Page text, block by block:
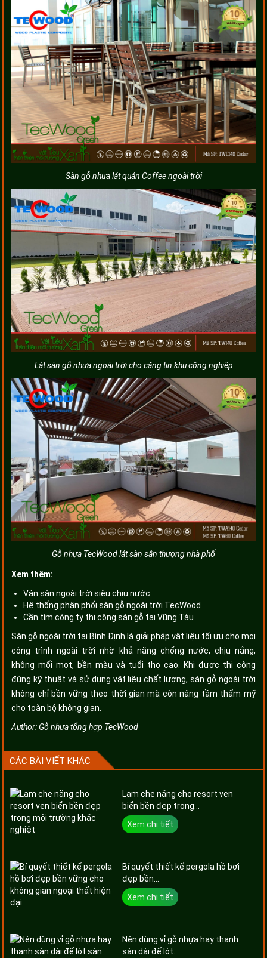
Sàn gỗ nhựa lát quán Coffee ngoài trời
Lát sàn gỗ nhựa ngoài trời cho căng tin khu công nghiệp
Gỗ nhựa TecWood lát sàn sân thượng nhà phố
Xem thêm:
Ván sàn ngoài trời siêu chịu nước
Hệ thống phân phối sàn gỗ ngoài trời TecWood
Cần tìm công ty thi công sàn gỗ tại Vũng Tàu
Sàn gỗ ngoài trời tại Bình Định là giải pháp vật liệu tối ưu cho mọi
công trình ngoài trời nhờ khả năng chống nước, chịu nắng,
không mối mọt, bền màu và tuổi thọ cao. Khi được thi công
đúng kỹ thuật và sử dụng vật liệu chất lượng, sàn gỗ ngoài trời
không chỉ bền vững theo thời gian mà còn nâng tầm thẩm mỹ
cho toàn bộ không gian.
Author:Gỗ nhựa tổng hợp TecWood
CÁC BÀI VIẾT KHÁC
Lam che nắng cho resort ven
biển bền đẹp trong...
Xem chi tiết
Bí quyết thiết kế pergola hồ bơi
đẹp bền...
Xem chi tiết
Nên dùng vỉ gỗ nhựa hay thanh
sàn dài để lót...